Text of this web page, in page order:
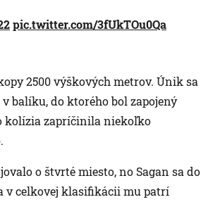
pic.twitter.com/3fUkTOu0Qa
2500 výškových metrov. Únik sa
balíku, do ktorého bol zapojený
kolízia zapríčinila niekoľko
o štvrté miesto, no Sagan sa do
v celkovej klasifikácii mu patrí